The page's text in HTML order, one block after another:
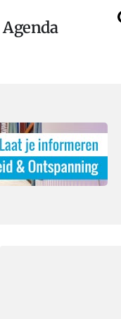
Agenda